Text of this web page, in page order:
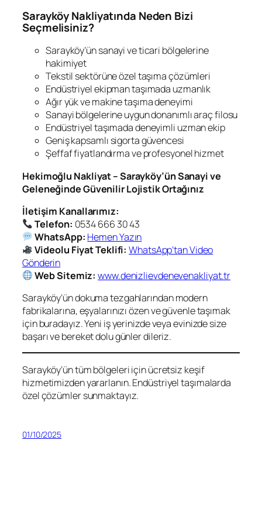
Sarayköy Nakliyatında Neden Bizi
Seçmelisiniz?
Sarayköy’ün sanayi ve ticari bölgelerine
hakimiyet
Tekstil sektörüne özel taşıma çözümleri
Endüstriyel ekipman taşımada uzmanlık
Ağır yük ve makine taşıma deneyimi
Sanayi bölgelerine uygun donanımlı araç filosu
Endüstriyel taşımada deneyimli uzman ekip
Geniş kapsamlı sigorta güvencesi
Şeffaf fiyatlandırma ve profesyonel hizmet
Hekimoğlu Nakliyat – Sarayköy’ün Sanayi ve
Geleneğinde Güvenilir Lojistik Ortağınız
İletişim Kanallarımız:
Telefon: 0534 666 30 43
WhatsApp: Hemen Yazın
Videolu Fiyat Teklifi: WhatsApp’tan Video
Gönderin
Web Sitemiz: www.denizlievdenevenakliyat.tr
Sarayköy’ün dokuma tezgahlarından modern
fabrikalarına, eşyalarınızı özen ve güvenle taşımak
için buradayız. Yeni iş yerinizde veya evinizde size
başarı ve bereket dolu günler dileriz.
Sarayköy’ün tüm bölgeleri için ücretsiz keşif
hizmetimizden yararlanın. Endüstriyel taşımalarda
özel çözümler sunmaktayız.
01/10/2025